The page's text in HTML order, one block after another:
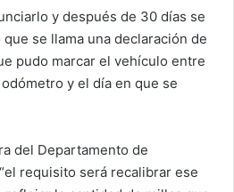
y después de 30 días se
se llama una declaración de
pudo marcar el vehículo entre
y el día en que se
del Departamento de
requisito será recalibrar ese